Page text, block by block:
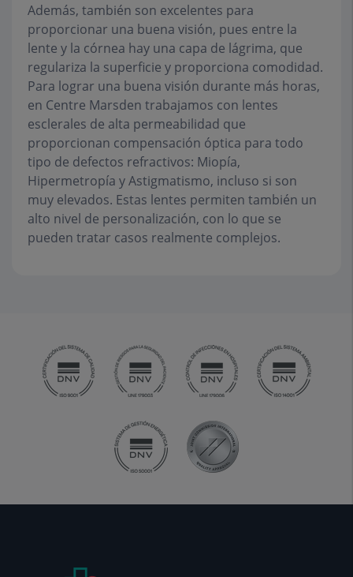
Además, también son excelentes para
proporcionar una buena visión, pues entre la
lente y la córnea hay una capa de lágrima, que
regulariza la superficie y proporciona comodidad.
Para lograr una buena visión durante más horas,
en Centre Marsden trabajamos con lentes
esclerales de alta permeabilidad que
proporcionan compensación óptica para todo
tipo de defectos refractivos: Miopía,
Hipermetropía y Astigmatismo, incluso si son
muy elevados. Estas lentes permiten también un
alto nivel de personalización, con lo que se
pueden tratar casos realmente complejos.